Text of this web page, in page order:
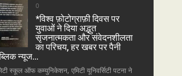
0
*विश्व फ़ोटोग्राफ़ी दिवस पर
युवाओं ने दिया अद्भुत
सृजनात्मकता और संवेदनशीलता
का परिचय, हर खबर पर पैनी
न्यूज…
स्कूल ऑफ कम्युनिकेशन, एमिटी यूनिवर्सिटी पटना ने